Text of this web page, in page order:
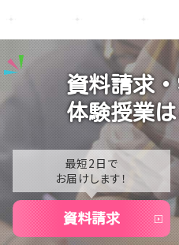
【なんば】校舎紹介の「自
【なんば】笑顔が溢れた
温かいお出迎えで素敵
【なんば】夏季休校期間
2025
2024
2023
2021
2020
資料請求
体験授業
最短2日で
お届けします！
資料請求